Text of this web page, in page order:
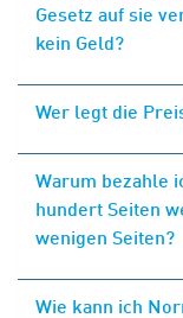
Gesetz auf sie
kein Geld?
Wer legt die
Warum bezahle
hundert Seiten
wenigen Seiten?
Wie kann ich